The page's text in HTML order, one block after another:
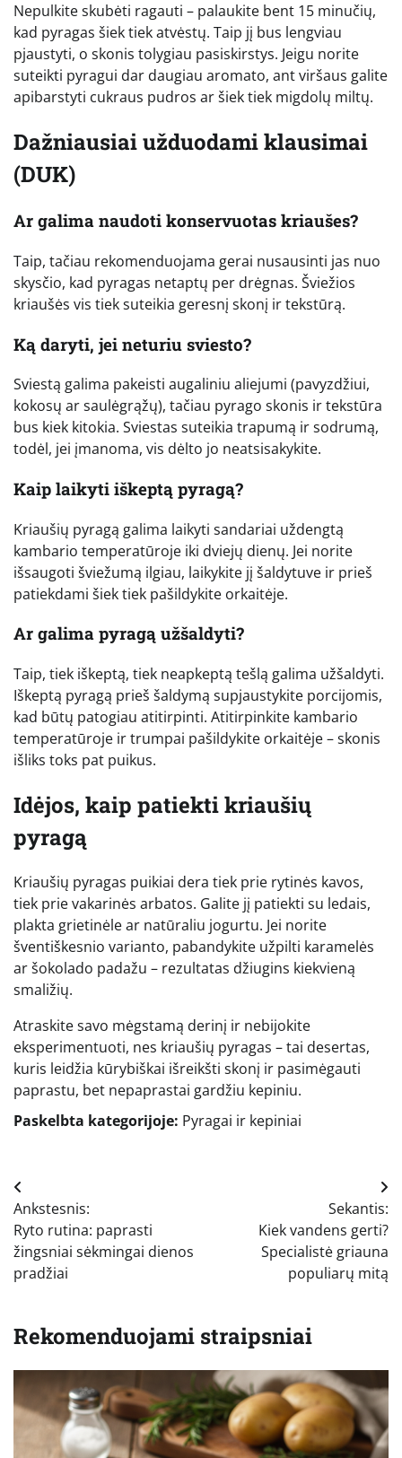
Nepulkite skubėti ragauti – palaukite bent 15 minučių,
kad pyragas šiek tiek atvėstų. Taip jį bus lengviau
pjaustyti, o skonis tolygiau pasiskirstys. Jeigu norite
suteikti pyragui dar daugiau aromato, ant viršaus galite
apibarstyti cukraus pudros ar šiek tiek migdolų miltų.
Dažniausiai užduodami klausimai
(DUK)
Ar galima naudoti konservuotas kriaušes?
Taip, tačiau rekomenduojama gerai nusausinti jas nuo
skysčio, kad pyragas netaptų per drėgnas. Šviežios
kriaušės vis tiek suteikia geresnį skonį ir tekstūrą.
Ką daryti, jei neturiu sviesto?
Sviestą galima pakeisti augaliniu aliejumi (pavyzdžiui,
kokosų ar saulėgrąžų), tačiau pyrago skonis ir tekstūra
bus kiek kitokia. Sviestas suteikia trapumą ir sodrumą,
todėl, jei įmanoma, vis dėlto jo neatsisakykite.
Kaip laikyti iškeptą pyragą?
Kriaušių pyragą galima laikyti sandariai uždengtą
kambario temperatūroje iki dviejų dienų. Jei norite
išsaugoti šviežumą ilgiau, laikykite jį šaldytuve ir prieš
patiekdami šiek tiek pašildykite orkaitėje.
Ar galima pyragą užšaldyti?
Taip, tiek iškeptą, tiek neapkeptą tešlą galima užšaldyti.
Iškeptą pyragą prieš šaldymą supjaustykite porcijomis,
kad būtų patogiau atitirpinti. Atitirpinkite kambario
temperatūroje ir trumpai pašildykite orkaitėje – skonis
išliks toks pat puikus.
Idėjos, kaip patiekti kriaušių
pyragą
Kriaušių pyragas puikiai dera tiek prie rytinės kavos,
tiek prie vakarinės arbatos. Galite jį patiekti su ledais,
plakta grietinėle ar natūraliu jogurtu. Jei norite
šventiškesnio varianto, pabandykite užpilti karamelės
ar šokolado padažu – rezultatas džiugins kiekvieną
smaližių.
Atraskite savo mėgstamą derinį ir nebijokite
eksperimentuoti, nes kriaušių pyragas – tai desertas,
kuris leidžia kūrybiškai išreikšti skonį ir pasimėgauti
paprastu, bet nepaprastai gardžiu kepiniu.
Paskelbta kategorijoje: Pyragai ir kepiniai
Navigacija
tarp
įrašų
Ankstesnis:
Ryto rutina: paprasti
žingsniai sėkmingai dienos
pradžiai
Sekantis:
Kiek vandens gerti?
Specialistė griauna
populiarų mitą
Rekomenduojami straipsniai